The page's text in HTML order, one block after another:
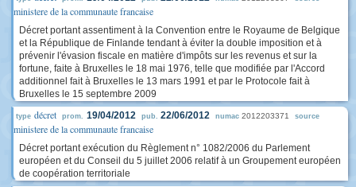
ministere de la communaute francaise
Décret portant assentiment à la Convention entre le Royaume de Belgique
et la République de Finlande tendant à éviter la double imposition et à
prévenir l'évasion fiscale en matière d'impôts sur les revenus et sur la
fortune, faite à Bruxelles le 18 mai 1976, telle que modifiée par l'Accord
additionnel fait à Bruxelles le 13 mars 1991 et par le Protocole fait à
Bruxelles le 15 septembre 2009
type décret prom. 19/04/2012 pub. 22/06/2012 numac 2012203371 source
ministere de la communaute francaise
Décret portant exécution du Règlement n° 1082/2006 du Parlement
européen et du Conseil du 5 juillet 2006 relatif à un Groupement européen
de coopération territoriale